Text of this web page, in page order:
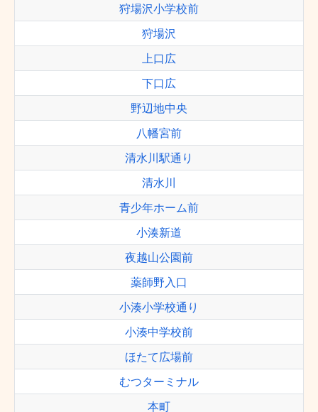
狩場沢小学校前
狩場沢
上口広
下口広
野辺地中央
八幡宮前
清水川駅通り
清水川
青少年ホーム前
小湊新道
夜越山公園前
薬師野入口
小湊小学校通り
小湊中学校前
ほたて広場前
むつターミナル
本町